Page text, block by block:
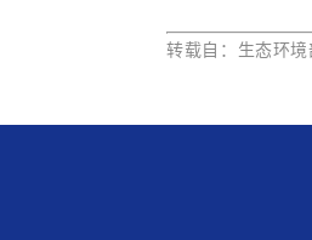
转载自：生态环